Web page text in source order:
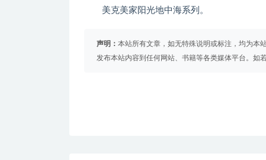
美克美家阳光地中海系列。
声明： 本站所有文章，如无特殊说明或标注，均为本
发布本站内容到任何网站、书籍等各类媒体平台。如